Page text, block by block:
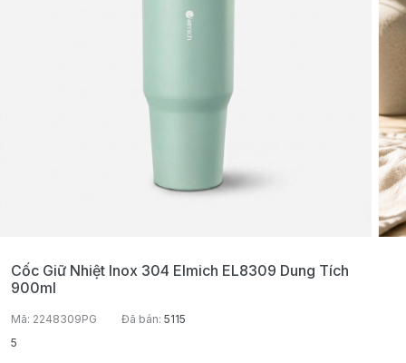
Cốc Giữ Nhiệt Inox 304 Elmich EL8309 Dung Tích
900ml
Mã: 2248309PG Đã bán: 5115
5